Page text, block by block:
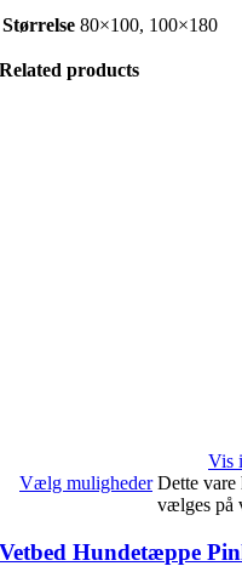
Størrelse 80×100, 100×180
Related products
Vis
Vælg muligheder Dette vare
vælges på
Vetbed Hundetæppe